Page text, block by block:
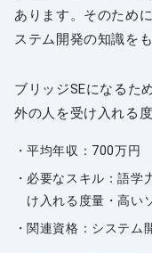
あります。そのため
ステム開発の知識を
ブリッジSEになるた
外の人を受け入れる
平均年収：700万円
必要なスキル：語学
け入れる度量・高い
関連資格：システム